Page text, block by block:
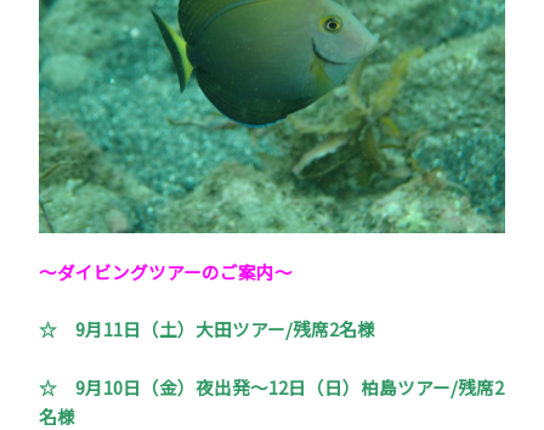
～ダイビングツアーのご案内～
☆ 9月11日（土）大田ツアー/残席2名様
☆ 9月10日（金）夜出発～12日（日）柏島ツアー/残席2
名様